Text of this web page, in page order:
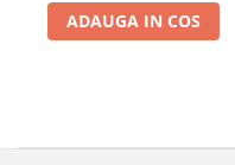
ADAUGA IN COS